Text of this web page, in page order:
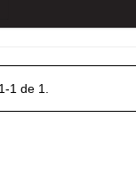
1 de 1.